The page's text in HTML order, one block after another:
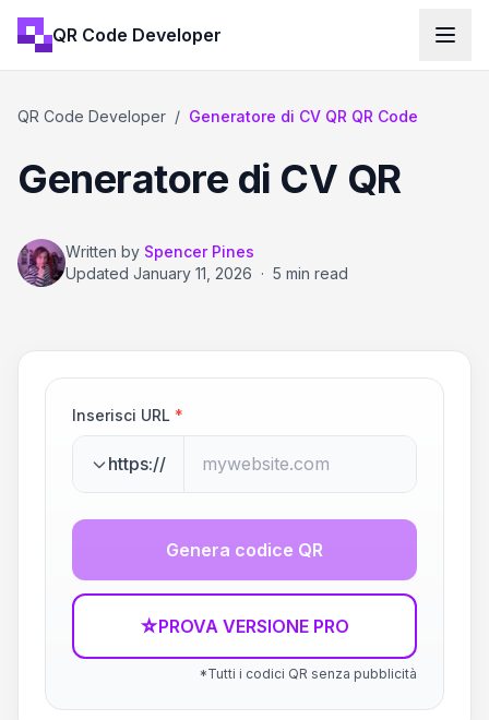
QR Code Developer
QR Code Developer / Generatore di CV QR QR Code
Generatore di CV QR
Written by Spencer Pines
Updated January 11, 2026 · 5 min read
Inserisci URL *
https://
Genera codice QR
☆PROVA VERSIONE PRO
*Tutti i codici QR senza pubblicità